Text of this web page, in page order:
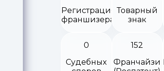
Регистрация
франшизера
Товарный
знак
0
Судебных
152
Франчайзи